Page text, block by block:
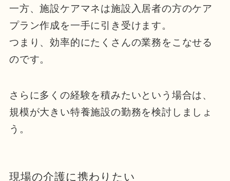
一方、施設ケアマネは施設入居者の方のケア
プラン作成を一手に引き受けます。
つまり、効率的にたくさんの業務をこなせる
のです。
さらに多くの経験を積みたいという場合は、
規模が大きい特養施設の勤務を検討しましょ
う。
現場の介護に携わりたい